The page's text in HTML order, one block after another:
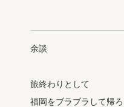
余談
旅終わりとして
福岡をブラブラして帰